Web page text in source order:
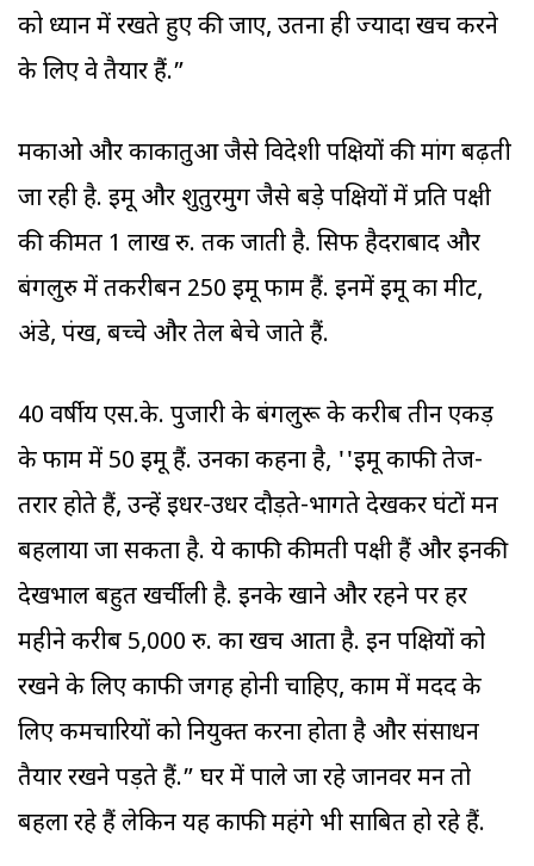
को ध्यान में रखते हुए की जाए, उतना ही ज्यादा खर्च करने
के लिए वे तैयार हैं.”
मकाओ और काकातुआ जैसे विदेशी पक्षियों की मांग बढ़ती
जा रही है. ईमू और शुतुरमुर्ग जैसे बड़े पक्षियों में प्रति पक्षी
की कीमत 1 लाख रु. तक जाती है. सिर्फ हैदराबाद और
बंगलुरु में तकरीबन 250 ईमू फार्म हैं. इनमें ईमू का मीट,
अंडे, पंख, बच्चे और तेल बेचे जाते हैं.
40 वर्षीय एस.के. पुजारी के बंगलुरू के करीब तीन एकड़
के फार्म में 50 ईमू हैं. उनका कहना है, ''ईमू काफी तेज-
तर्रार होते हैं, उन्हें इधर-उधर दौड़ते-भागते देखकर घंटों मन
बहलाया जा सकता है. ये काफी कीमती पक्षी हैं और इनकी
देखभाल बहुत खर्चीली है. इनके खाने और रहने पर हर
महीने करीब 5,000 रु. का खर्च आता है. इन पक्षियों को
रखने के लिए काफी जगह होनी चाहिए, काम में मदद के
लिए कर्मचारियों को नियुक्त करना होता है और संसाधन
तैयार रखने पड़ते हैं.” घर में पाले जा रहे जानवर मन तो
बहला रहे हैं लेकिन यह काफी महंगे भी साबित हो रहे हैं.